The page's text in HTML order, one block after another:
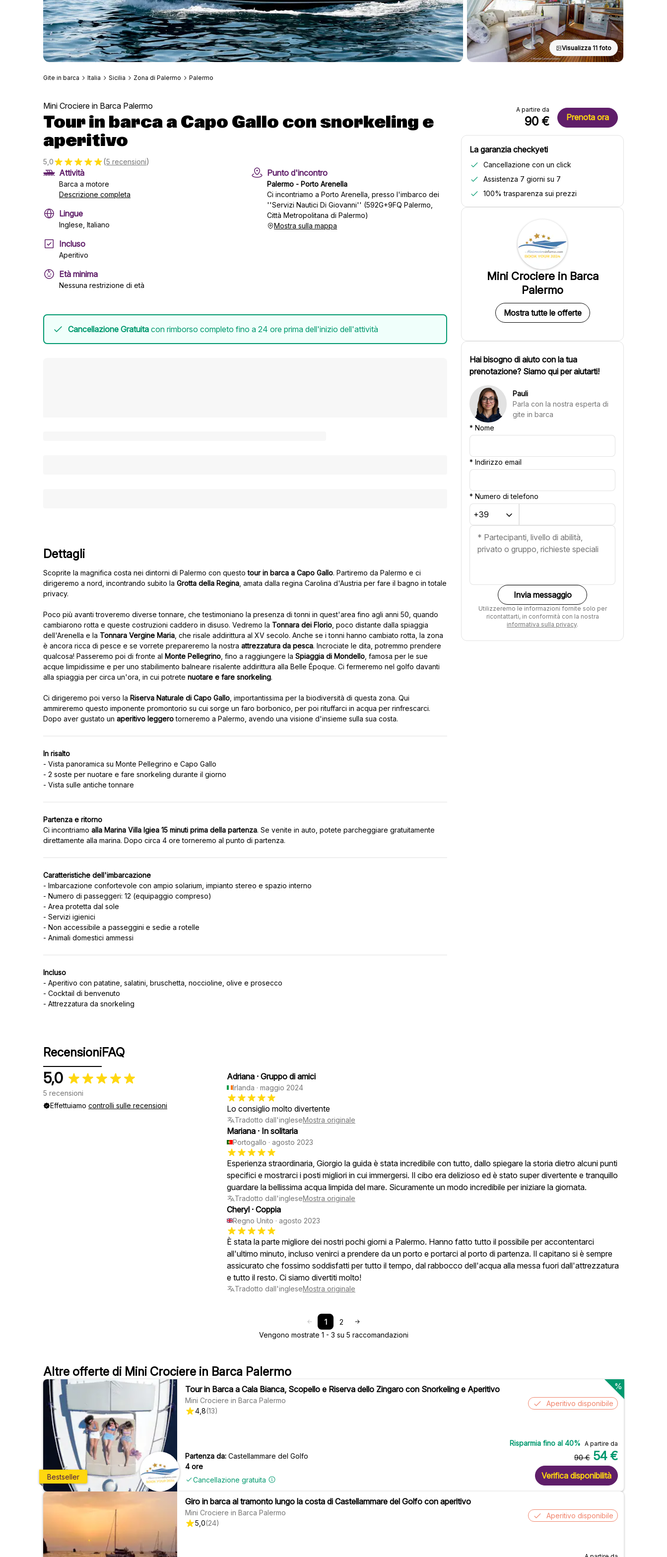
Visualizza 11 foto
Gite in barca Italia Sicilia Zona di Palermo Palermo
Mini Crociere in Barca Palermo
Tour in barca a Capo Gallo con snorkeling e
aperitivo
5,0 (5 recensioni)
Attività
Barca a motore
Descrizione completa
Lingue
Inglese, Italiano
Incluso
Aperitivo
Età minima
Nessuna restrizione di età
Punto d'incontro
Palermo - Porto Arenella
Ci incontriamo a Porto Arenella, presso l'imbarco dei
''Servizi Nautici Di Giovanni'' (592G+9FQ Palermo,
Città Metropolitana di Palermo)
Mostra sulla mappa
Cancellazione Gratuita con rimborso completo fino a 24 ore prima dell'inizio dell'attività
Dettagli
Scoprite la magnifica costa nei dintorni di Palermo con questotour in barca a Capo Gallo. Partiremo da Palermo e ci
dirigeremo a nord, incontrando subito la Grotta della Regina , amata dalla regina Carolina d'Austria per fare il bagno in totale
privacy.
Poco più avanti troveremo diverse tonnare, che testimoniano la presenza di tonni in quest'area fino agli anni 50, quando
cambiarono rotta e queste costruzioni caddero in disuso. Vedremo la Tonnara dei Florio , poco distante dalla spiaggia
dell'Arenella e la Tonnara Vergine Maria , che risale addirittura al XV secolo. Anche se i tonni hanno cambiato rotta, la zona
è ancora ricca di pesce e se vorrete prepareremo la nostra attrezzatura da pesca. Incrociate le dita, potremmo prendere
qualcosa! Passeremo poi di fronte al Monte Pellegrino , fino a raggiungere la Spiaggia di Mondello , famosa per le sue
acque limpidissime e per uno stabilimento balneare risalente addirittura alla Belle Époque. Ci fermeremo nel golfo davanti
alla spiaggia per circa un'ora, in cui potrete nuotare e fare snorkeling.
Ci dirigeremo poi verso la Riserva Naturale di Capo Gallo , importantissima per la biodiversità di questa zona. Qui
ammireremo questo imponente promontorio su cui sorge un faro borbonico, per poi rituffarci in acqua per rinfrescarci.
Dopo aver gustato un aperitivo leggero
In risalto
- Vista panoramica su Monte Pellegrino e Capo Gallo
- 2 soste per nuotare e fare snorkeling durante il giorno
Partenza e ritorno
Ci incontriamo alla Marina Villa Igiea 15 minuti prima della partenza. Se venite in auto, potete parcheggiare gratuitamente
Caratteristiche dell'imbarcazione
- Imbarcazione confortevole con ampio solarium, impianto stereo e spazio interno
- Numero di passeggeri: 12 (equipaggio compreso)
- Area protetta dal sole
- Servizi igienici
- Non accessibile a passeggini e sedie a rotelle
Incluso
- Aperitivo con patatine, salatini, bruschetta, noccioline, olive e prosecco
- Cocktail di benvenuto
- Attrezzatura da snorkeling
RecensioniFAQ
5,0
5 recensioni
Effettuiamo controlli sulle recensioni
Adriana · Gruppo di amici
Irlanda · maggio 2024
Lo consiglio molto divertente
Tradotto dall'ingleseMostra originale
Mariana · In solitaria
Portogallo · agosto 2023
Esperienza straordinaria, Giorgio la guida è stata incredibile con tutto, dallo spiegare la storia dietro alcuni punti
specifici e mostrarci i posti migliori in cui immergersi. Il cibo era delizioso ed è stato super divertente e tranquillo
guardare la bellissima acqua limpida del mare. Sicuramente un modo incredibile per iniziare la giornata.
Tradotto dall'ingleseMostra originale
Cheryl · Coppia
Regno Unito · agosto 2023
È stata la parte migliore dei nostri pochi giorni a Palermo. Hanno fatto tutto il possibile per accontentarci
all'ultimo minuto, incluso venirci a prendere da un porto e portarci al porto di partenza. Il capitano si è sempre
assicurato che fossimo soddisfatti per tutto il tempo, dal rabbocco dell'acqua alla messa fuori dall'attrezzatura
e tutto il resto. Ci siamo divertiti molto!
Tradotto dall'ingleseMostra originale
1
2
Vengono mostrate 1 - 3 su 5 raccomandazioni
A partire da
90 € Prenota ora
La garanzia checkyeti
Cancellazione con un click
Assistenza 7 giorni su 7
100% trasparenza sui prezzi
Mini Crociere in Barca
Palermo
Mostra tutte le offerte
Hai bisogno di aiuto con la tua
prenotazione? Siamo qui per aiutarti!
Pauli
Parla con la nostra esperta di
gite in barca
*Nome
*Indirizzo email
*Numero di telefono
Invia messaggio
Utilizzeremo le informazioni fornite solo per
ricontattarti, in conformità con la nostra
informativa sulla privacy.
Altre offerte di Mini Crociere in Barca Palermo
Bestseller
Tour in Barca a Cala Bianca, Scopello e Riserva dello Zingaro con Snorkeling e Aperitivo %
Mini Crociere in Barca Palermo
4,8(13)
Partenza da: Castellammare del Golfo
4 ore
Cancellazione gratuita
Aperitivo disponibile
Risparmia fino al 40% A partire da
90 € 54 €
Verifica disponibilità
Giro in barca al tramonto lungo la costa di Castellammare del Golfo con aperitivo
Mini Crociere in Barca Palermo
5,0(24)
Aperitivo disponibile